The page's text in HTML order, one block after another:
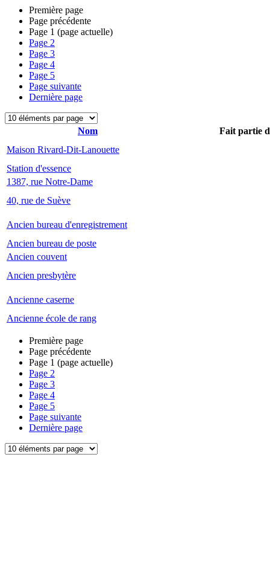
Première page
Page précédente
Page 1 (page actuelle)
Page 2
Page 3
Page 4
Page 5
Page suivante
Dernière page
Nom
Fait partie
Maison Rivard-Dit-Lanouette
Station d'essence
1387, rue Notre-Dame
40, rue de Suève
Ancien bureau d'enregistrement
Ancien bureau de poste
Ancien couvent
Ancien presbytère
Ancienne caserne
Ancienne école de rang
Première page
Page précédente
Page 1 (page actuelle)
Page 2
Page 3
Page 4
Page 5
Page suivante
Dernière page